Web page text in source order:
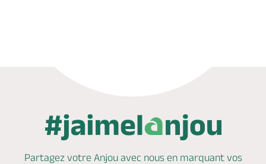
Partagez votre Anjou avec nous en marquantvos